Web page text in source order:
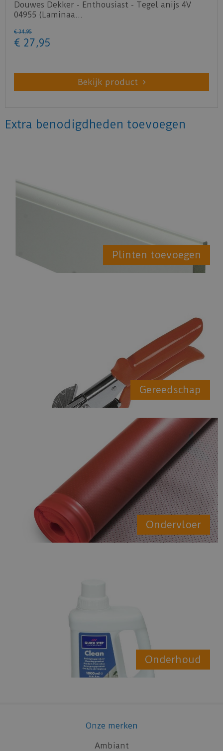
Douwes Dekker - Enthousiast - Tegel anijs 4V
04955 (Laminaa…
€ 34,95
€ 27,95
Bekijk product
Extra benodigdheden toevoegen
Plinten toevoegen
Gereedschap
Ondervloer
Onderhoud
Onze merken
Ambiant